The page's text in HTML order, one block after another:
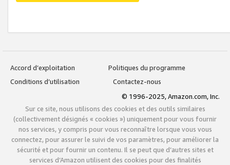
Accord d’exploitation
Politiques du programme
Conditions d’utilisation
Contactez-nous
© 1996-2025, Amazon.com, Inc.
Sur ce site, nous utilisons des cookies et des outils similaires
(collectivement désignés « cookies ») uniquement pour vous fournir
nos services, y compris pour vous reconnaître lorsque vous vous
connectez, pour assurer le suivi de vos paramètres, pour améliorer la
sécurité et pour fournir un contenu. Il se peut que d’autres sites et
services d’Amazon utilisent des cookies pour des finalités